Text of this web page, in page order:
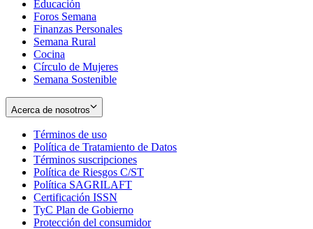
window
new
window
Educación
Foros Semana
Finanzas Personales
Semana Rural
Cocina
Círculo de Mujeres
Semana Sostenible
Acerca de nosotros
Términos de uso
in
new
window
Política de Tratamiento de Datos
Términos suscripciones
in
Política de Riesgos C/ST
Política SAGRILAFT
new
window
Certificación ISSN
in
new
TyC Plan de Gobierno
in
Protección del consumidorOpens